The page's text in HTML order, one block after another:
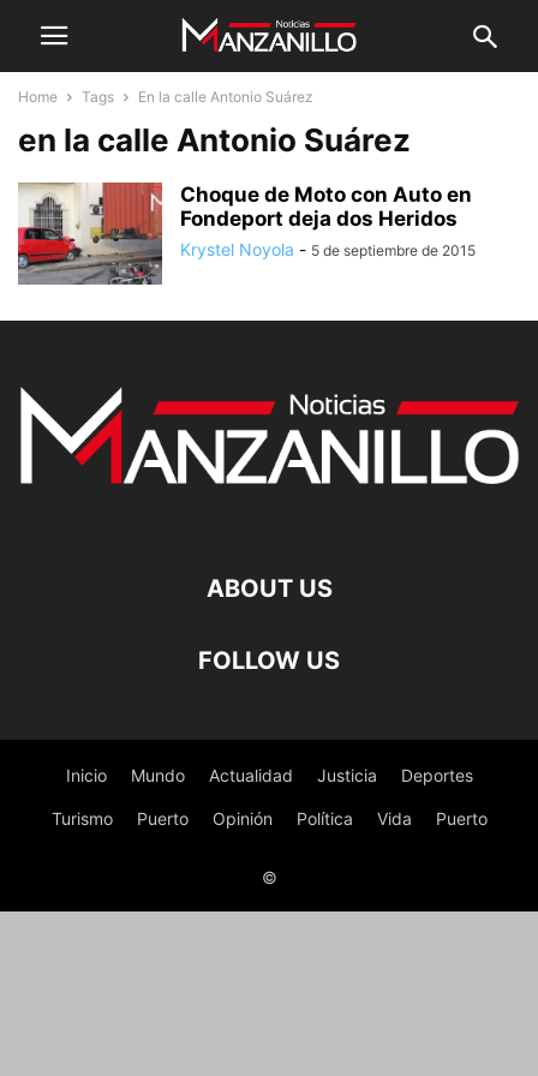
Home Tags En la calle Antonio Suárez
en la calle Antonio Suárez
Choque de Moto con Auto en
Fondeport deja dos Heridos
Krystel Noyola - 5 de septiembre de 2015
ABOUT US
FOLLOW US
Inicio Mundo Actualidad Justicia Deportes
Turismo Puerto Opinión Política Vida Puerto
©